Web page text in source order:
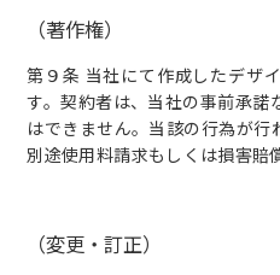
（著作権）
第９条 当社にて作成したデザ
す。契約者は、当社の事前承諾
はできません。当該の行為が行
別途使用料請求もしくは損害賠
（変更・訂正）